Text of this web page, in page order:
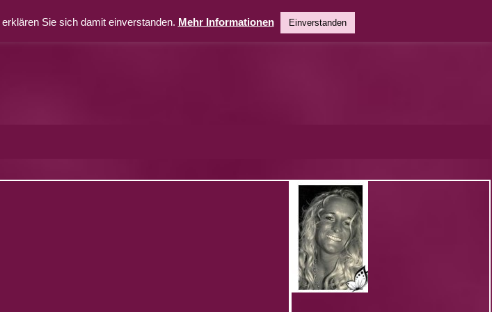
Sie sich damit einverstanden. Mehr Informationen Einverstanden